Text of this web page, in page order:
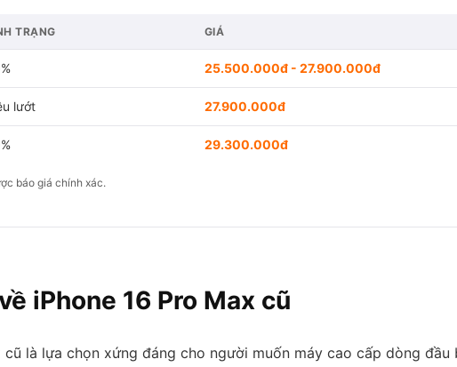
TRẠNG GIÁ
25.500.000đ - 27.900.000đ
lướt 27.900.000đ
29.300.000đ
báo giá chính xác.
iPhone 16 Pro Max cũ
cũ là lựa chọn xứng đáng cho người muốn máy cao cấp dòng